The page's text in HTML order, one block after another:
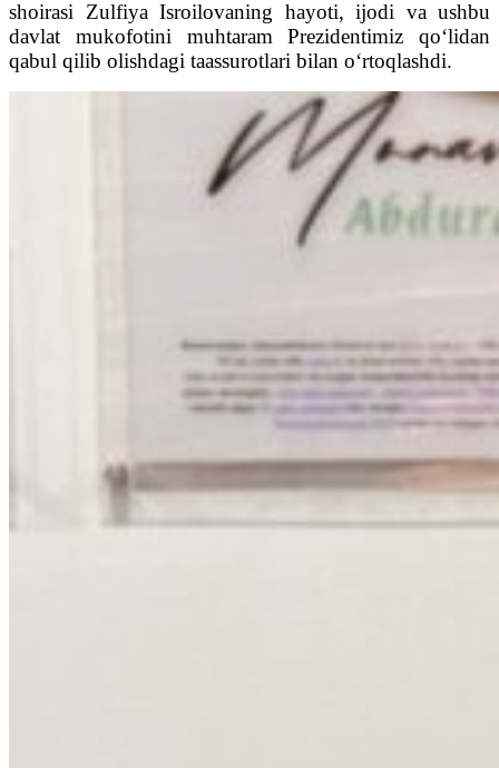
shoirasi Zulfiya Isroilovaning hayoti, ijodi va ushbu
davlat mukofotini muhtaram Prezidentimiz qo‘lidan
qabul qilib olishdagi taassurotlari bilan o‘rtoqlashdi.